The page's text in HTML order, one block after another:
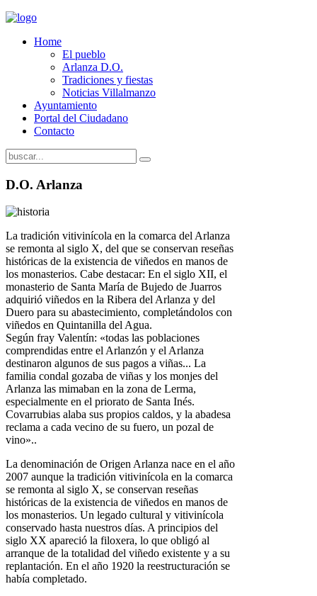
Home
El pueblo
Arlanza D.O.
Tradiciones y fiestas
Noticias Villalmanzo
Ayuntamiento
Portal del Ciudadano
Contacto
D.O. Arlanza
La tradición vitivinícola en la comarca del Arlanza
se remonta al siglo X, del que se conservan reseñas
históricas de la existencia de viñedos en manos de
los monasterios. Cabe destacar: En el siglo XII, el
monasterio de Santa Marí­a de Bujedo de Juarros
adquirió viñedos en la Ribera del Arlanza y del
Duero para su abastecimiento, completándolos con
viñedos en Quintanilla del Agua.
Según fray Valentí­n: «todas las poblaciones
comprendidas entre el Arlanzón y el Arlanza
destinaron algunos de sus pagos a viñas... La
familia condal gozaba de viñas y los monjes del
Arlanza las mimaban en la zona de Lerma,
especialmente en el priorato de Santa Inés.
Covarrubias alaba sus propios caldos, y la abadesa
reclama a cada vecino de su fuero, un pozal de
vino»..
La denominación de Origen Arlanza nace en el año
2007 aunque la tradición vitivinícola en la comarca
se remonta al siglo X, se conservan reseñas
históricas de la existencia de viñedos en manos de
los monasterios. Un legado cultural y vitiviní­cola
conservado hasta nuestros días. A principios del
siglo XX apareció la filoxera, lo que obligó al
arranque de la totalidad del viñedo existente y a su
replantación. En el año 1920 la reestructuración se
había completado.